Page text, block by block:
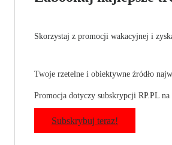
Skorzystaj z promocji wakacyjnej i
Twoje rzetelne i obiektywne źródło
Promocja dotyczy subskrypcji RP.PL na
Subskrybuj teraz!